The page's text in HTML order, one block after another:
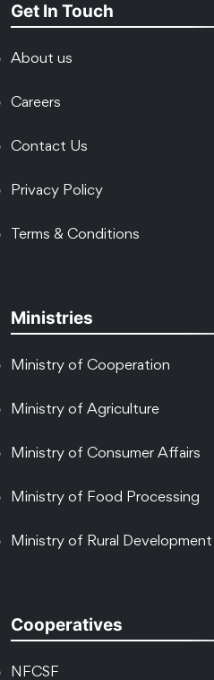
Get In Touch
About us
Careers
Contact Us
Privacy Policy
Terms & Conditions
Ministries
Ministry of Cooperation
Ministry of Agriculture
Ministry of Consumer Affairs
Ministry of Food Processing
Ministry of Rural Development
Cooperatives
NFCSF